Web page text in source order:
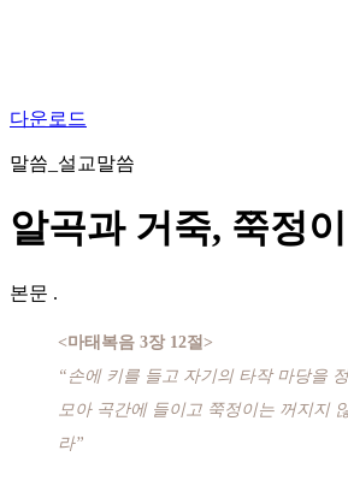
다운로드
말씀_설교말씀
알곡과 거죽, 쭉정
본문 .
<마태복음 3장 12절>
“손에 키를 들고 자기의 타작 마당을
모아 곡간에 들이고 쭉정이는 꺼지지
라”